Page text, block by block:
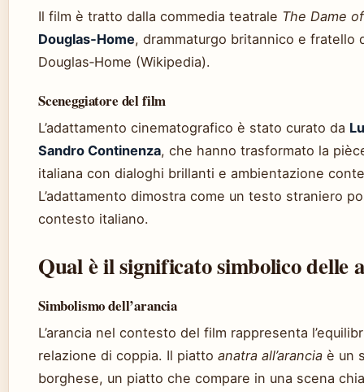
Il film è tratto dalla commedia teatrale The Dame
Douglas‑Home, drammaturgo britannico e fratello
Douglas‑Home (Wikipedia).
Sceneggiatore del film
L’adattamento cinematografico è stato curato da
Sandro Continenza, che hanno trasformato la
italiana con dialoghi brillanti e ambientazione
L’adattamento dimostra come un testo straniero
contesto italiano.
Qual è il significato simbolico delle
Simbolismo dell’arancia
L’arancia nel contesto del film rappresenta
relazione di coppia. Il piatto anatra all’arancia è un
borghese, un piatto che compare in una scena